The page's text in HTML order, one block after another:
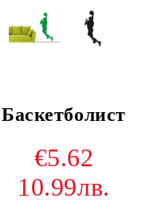
Баскетболист
€5.62
10.99лв.